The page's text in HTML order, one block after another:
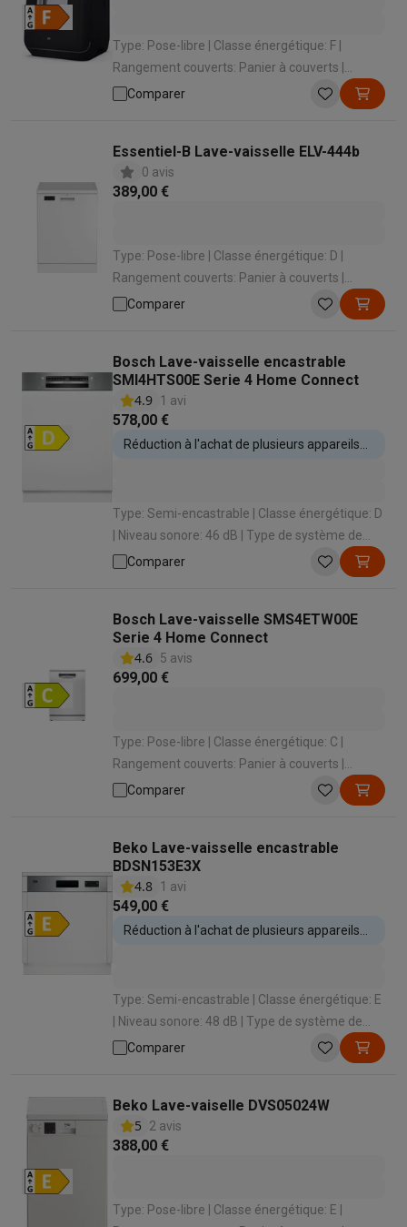
Type: Pose-libre | Classe énergétique: F |
Rangement couverts: Panier à couverts |
Niveau sonore: 58 dB | Classe de niveau sonore:
Comparer
Essentiel-B Lave-vaisselle ELV-444b
0 avis
389,00 €
Type: Pose-libre | Classe énergétique: D |
Rangement couverts: Panier à couverts |
Niveau sonore: 44 dB | Classe de niveau sonore:
Comparer
Bosch Lave-vaisselle encastrable
SMI4HTS00E Serie 4 Home Connect
4.9 1 avi
578,00 €
Réduction à l'achat de plusieurs appareils
Type: Semi-encastrable | Classe énergétique: D
| Niveau sonore: 46 dB | Type de système de
séchage: Condensation Statique / Chaleur
Comparer
Bosch Lave-vaisselle SMS4ETW00E
Serie 4 Home Connect
4.6 5 avis
699,00 €
Type: Pose-libre | Classe énergétique: C |
Rangement couverts: Panier à couverts |
Niveau sonore: 44 dB | Classe de niveau sonore:
Comparer
Beko Lave-vaisselle encastrable
BDSN153E3X
4.8 1 avi
549,00 €
Réduction à l'achat de plusieurs appareils
Type: Semi-encastrable | Classe énergétique: E
| Niveau sonore: 48 dB | Type de système de
séchage: Condensation Statique / Chaleur
Comparer
Beko Lave-vaiselle DVS05024W
5
2 avis
388,00 €
Type: Pose-libre | Classe énergétique: E |